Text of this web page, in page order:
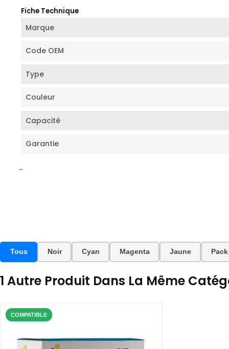
Fiche Technique
Marque
Code OEM
Type
Couleur
Capacité
Garantie
-
Tous Noir Cyan Magenta Jaune Pack
1 Autre Produit Dans La Même
COMPATIBLE